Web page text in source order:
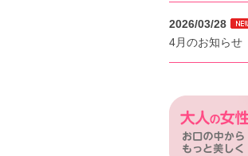
2026/03/28
4月のお知らせ